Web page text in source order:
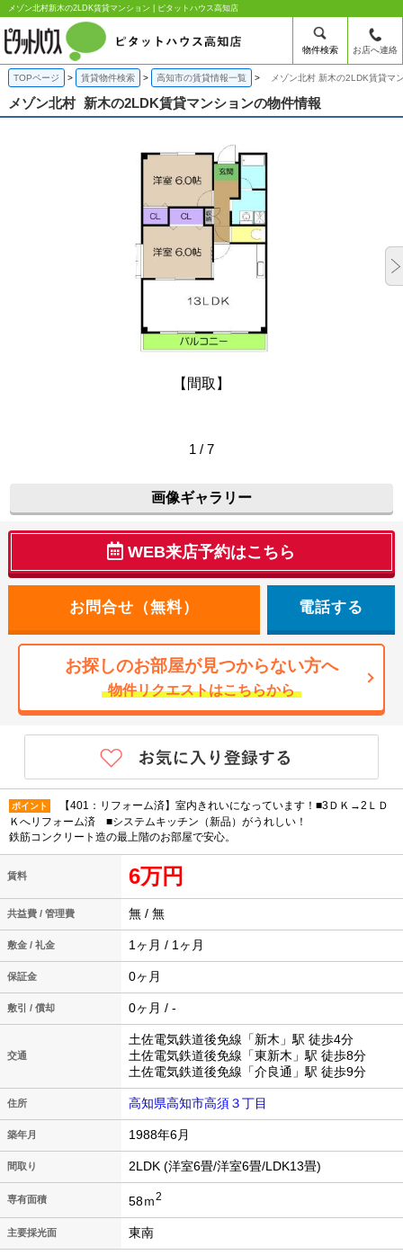
メゾン北村新木の2LDK賃貸マンション | ピタットハウス高知店
物件検索 お店へ連絡
TOPページ 賃貸物件検索 高知市の賃貸情報一覧 メゾン北村 新木の2LDK賃貸マ
メゾン北村 新木の2LDK賃貸マンションの物件情報
【間取】
1 / 7
画像ギャラリー
WEB来店予約はこちら
電話する
お探しのお部屋が見つからない方へ
物件リクエストはこちらから
ポイント
【401：リフォーム済】室内きれいになっています！■3ＤＫ→2ＬＤ
Ｋへリフォーム済 ■システムキッチン（新品）がうれしい！
鉄筋コンクリート造の最上階のお部屋で安心。
賃料 6万円
共益費 / 管理費 無 / 無
敷金 / 礼金 1ヶ月 / 1ヶ月
保証金 0ヶ月
敷引 / 償却 0ヶ月 / -
交通
土佐電気鉄道後免線「新木」駅 徒歩4分
土佐電気鉄道後免線「東新木」駅 徒歩8分
土佐電気鉄道後免線「介良通」駅 徒歩9分
住所 高知県高知市高須３丁目
築年月 1988年6月
間取り 2LDK (洋室6畳/洋室6畳/LDK13畳)
専有面積 58ｍ2
主要採光面 東南